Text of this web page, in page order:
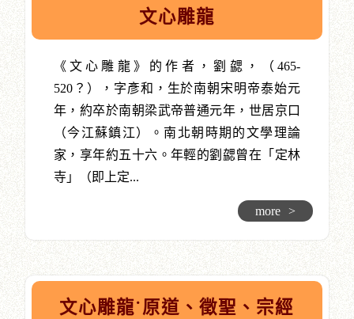
文心雕龍
《文心雕龍》的作者，劉勰，（465-
520？），字彥和，生於南朝宋明帝泰始元
年，約卒於南朝梁武帝普通元年，世居京口
（今江蘇鎮江）。南北朝時期的文學理論
家，享年約五十六。年輕的劉勰曾在「定林
寺」（即上定...
more >
文心雕龍˙原道、徵聖、宗經